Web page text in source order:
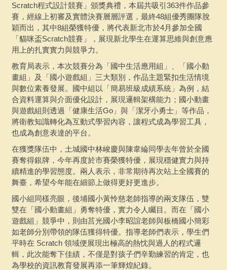
採購說明及相關文件
Scratch程式設計競賽」頒獎典禮，本屆共吸引363件作品參
賽，經線上初審及實體決賽層層評選，最終48組優秀團隊脫
穎而出，其中8組榮獲特優，將代表新北市於4月參加全國
「貓咪盃Scratch競賽」，展現新北學生在運算思維與創意應
用上的扎實實力與競爭力。
教育局表示，本次競賽分為「國中生活應用組」、「國小動
畫組」及「國小遊戲組」三大類別，作品主題緊扣生活情境
與數位素養發展。國中組以「簡易班級成績系統」為例，結
合資料運算與介面優化設計，展現邏輯架構能力；國小動畫
與遊戲組則透過「健康生活Go」與「潔牙小勇士」等作品，
將衛教知識轉化為互動式學習內容，讓程式成為學習工具，
也成為創意表達的平台。
在獲獎隊伍中，土城國中林峻慶與陳韋綸同學去年曾於全國
賽奪得銀牌，今年再度於市賽榮獲特優，展現穩健實力與持
續精進的學習態度。兩人表示，非常期待再次站上全國賽的
舞臺，希望今年能在細節上做得更好更進步。
國小組同樣亮眼，後埔國小黃怜慈老師指導的兩支隊伍，雙
雙在「國小動畫組」勇奪特優，實力令人矚目。而在「國小
遊戲組」競爭中，則由莒光國小李昭誼老師與板橋國小簡彩
如老師分別帶領的隊伍獲得特優。指導老師們表示，學生們
平時在 Scratch 領域便展現出極高的熱忱與過人的程式邏
輯，此次能奪下佳績，不僅是對孩子們辛勤練習的肯定，也
為學校的資訊教育發展再添一筆輝煌紀錄。